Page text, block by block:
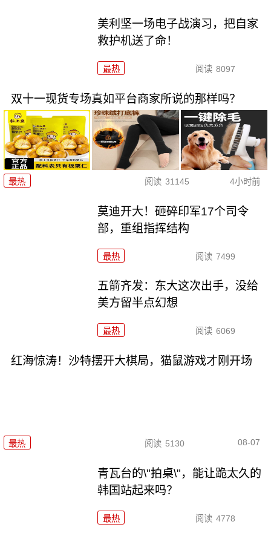
美利坚一场电子战演习，把自家
救护机送了命！
最热 阅读 8097
双十一现货专场真如平台商家所说的那样吗？
最热 阅读 31145 4小时前
莫迪开大！砸碎印军17个司令
部，重组指挥结构
最热 阅读 7499
五箭齐发：东大这次出手，没给
美方留半点幻想
最热 阅读 6069
红海惊涛！沙特摆开大棋局，猫鼠游戏才刚开场
最热 阅读 5130 08-07
青瓦台的\"拍桌\"，能让跪太久的
韩国站起来吗？
最热 阅读 4778